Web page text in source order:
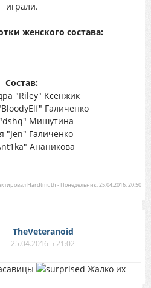
играли.
женского состава:
Состав:
"Riley" Ксенжик
Галиченко
Мишутина
"Jen" Галиченко
Ананикова
Hardtmuth - Понедельник, 25.04.2016, 20:50
TheVeteranoid
25.04.2016 в 21:02
Жалко их